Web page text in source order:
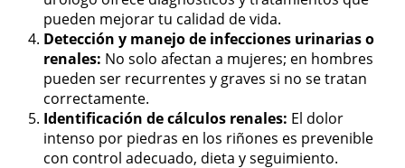
pueden mejorar tu calidad de vida.
Detección y manejo de infecciones urinarias o
renales: No solo afectan a mujeres; en hombres
pueden ser recurrentes y graves si no se tratan
correctamente.
Identificación de cálculos renales: El dolor
intenso por piedras en los riñones es prevenible
con control adecuado, dieta y seguimiento.